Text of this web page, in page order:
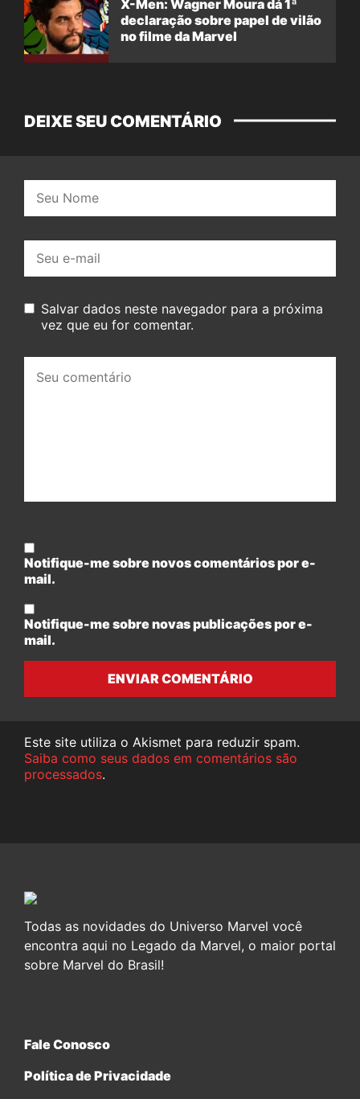
X-Men: Wagner Moura dá 1ª
declaração sobre papel de vilão
no filme da Marvel
DEIXE SEU COMENTÁRIO
mail:
Salvar dados neste navegador para a próxima
vez que eu for comentar.
comentário:
Notifique-me sobre novos comentários por e-
mail.
Notifique-me sobre novas publicações por e-
mail.
ENVIAR COMENTÁRIO
Este site utiliza o Akismet para reduzir spam.
Saiba como seus dados em comentários são
processados.
Todas as novidades do Universo Marvel você
encontra aqui no Legado da Marvel, o maior portal
sobre Marvel do Brasil!
Fale Conosco
Política de Privacidade